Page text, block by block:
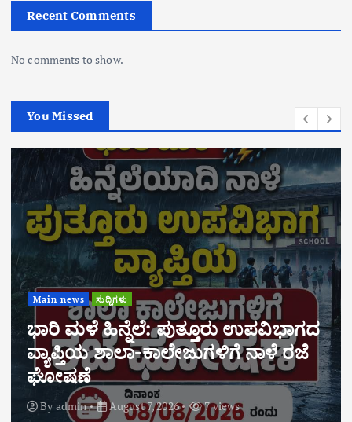
Recent Comments
No comments to show.
You Missed
Main news ಸುದ್ದಿಗಳು
ಬಂಗಾಡಿ ಸಹಕಾರಿ ವ್ಯವಸಾಯಿಕ ಸಂಘದ
ವಾರ್ಷಿಕ ಮಹಾಸಭೆ ಆ.29ರಂದು
ನಡೆಯಲಿದೆ. ಶೇ.70ಕ್ಕಿಂತ ಹೆಚ್ಚು ಅಂಕ
ಪಡೆದ ಸದಸ್ಯರ ಮಕ್ಕಳಿಗೆ ವಿದ್ಯಾರ್ಥಿವೇತನಕ್ಕೆ
ಅರ್ಜಿ ಆಹ್ವಾನ
By admin August 7, 2026 6 views